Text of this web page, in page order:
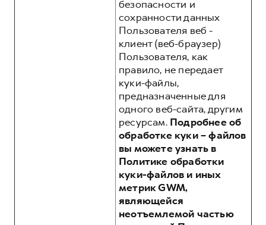
безопасности и
сохранности данных
Пользователя веб -
клиент (веб-браузер)
Пользователя, как
правило, не передает
куки-файлы,
предназначенные для
одного веб-сайта, другим
ресурсам. Подробнее об
обработке куки – файлов
вы можете узнать в
Политике обработки
куки-файлов и иных
метрик GWM,
являющейся
неотъемлемой частью